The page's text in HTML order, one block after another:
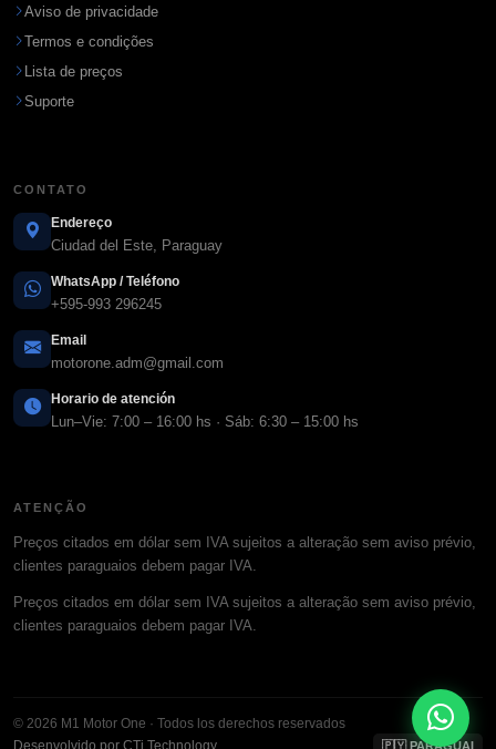
Aviso de privacidade
Termos e condições
Lista de preços
Suporte
CONTATO
Endereço
Ciudad del Este, Paraguay
WhatsApp / Teléfono
+595-993 296245
Email
motorone.adm@gmail.com
Horario de atención
Lun–Vie: 7:00 – 16:00 hs · Sáb: 6:30 – 15:00 hs
ATENÇÃO
Preços citados em dólar sem IVA sujeitos a alteração sem aviso prévio,
clientes paraguaios debem pagar IVA.
Preços citados em dólar sem IVA sujeitos a alteração sem aviso prévio,
clientes paraguaios debem pagar IVA.
© 2026 M1 Motor One · Todos los derechos reservados
Desenvolvido por CTi Technology
🇵🇾 PARAGUAI